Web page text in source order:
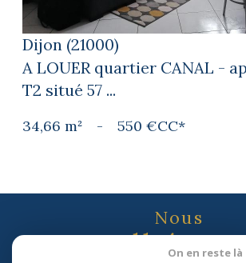
Dijon (21000)
A LOUER quartier CANAL -
T2 situé 57 ...
34,66 m² - 550 €CC*
Nous
On en reste là